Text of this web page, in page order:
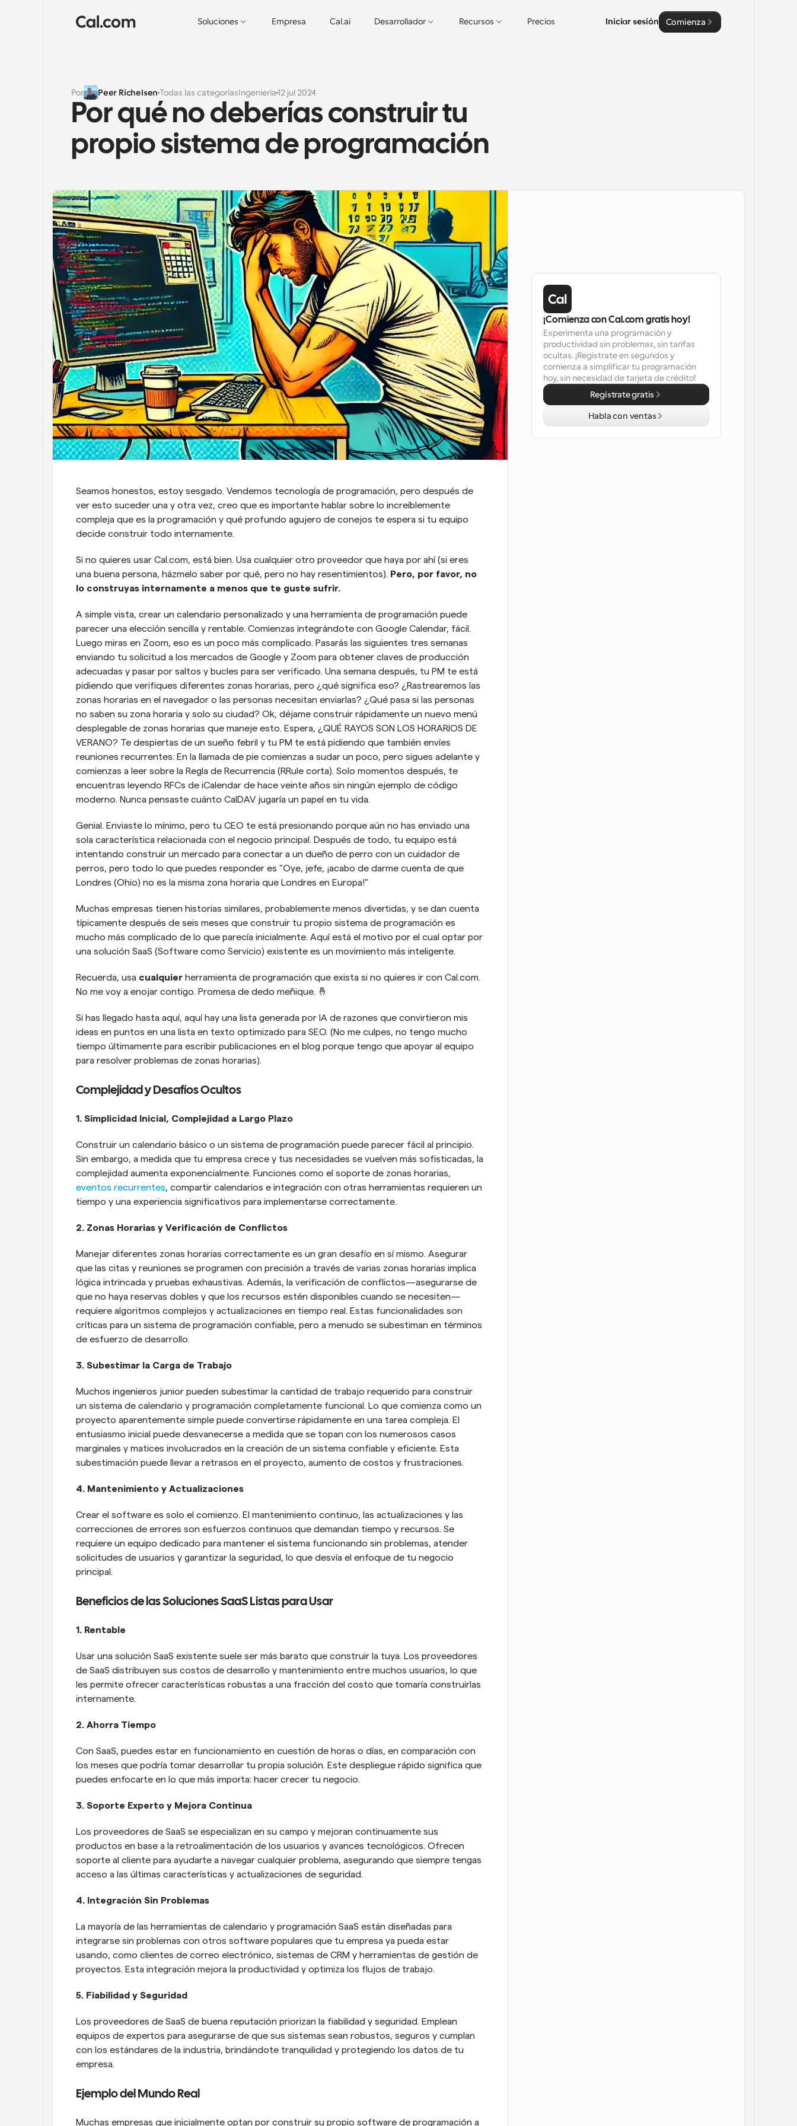
Soluciones Empresa Cal.ai Desarrollador Recursos Precios Iniciar sesión Comienza
Por Peer RichelsenTodas las categoríasIngeniería12 jul 2024
Por qué no deberías construir tu
propio sistema de programación
Seamos honestos, estoy sesgado. Vendemos tecnología de programación, pero después de
ver esto suceder una y otra vez, creo que es importante hablar sobre lo increíblemente
compleja que es la programación y qué profundo agujero de conejos te espera si tu equipo
decide construir todo internamente.
Si no quieres usar Cal.com, está bien. Usa cualquier otro proveedor que haya por ahí (si eres
una buena persona, házmelo saber por qué, pero no hay resentimientos). Pero, por favor, no
lo construyas internamente a menos que te guste sufrir.
A simple vista, crear un calendario personalizado y una herramienta de programación puede
parecer una elección sencilla y rentable. Comienzas integrándote con Google Calendar, fácil.
Luego miras en Zoom, eso es un poco más complicado. Pasarás las siguientes tres semanas
enviando tu solicitud a los mercados de Google y Zoom para obtener claves de producción
adecuadas y pasar por saltos y bucles para ser verificado. Una semana después, tu PM te está
pidiendo que verifiques diferentes zonas horarias, pero ¿qué significa eso? ¿Rastrearemos las
zonas horarias en el navegador o las personas necesitan enviarlas? ¿Qué pasa si las personas
no saben su zona horaria y solo su ciudad? Ok, déjame construir rápidamente un nuevo menú
desplegable de zonas horarias que maneje esto. Espera, ¿QUÉ RAYOS SON LOS HORARIOS DE
VERANO? Te despiertas de un sueño febril y tu PM te está pidiendo que también envíes
reuniones recurrentes. En la llamada de pie comienzas a sudar un poco, pero sigues adelante y
comienzas a leer sobre la Regla de Recurrencia (RRule corta). Solo momentos después, te
encuentras leyendo RFCs de iCalendar de hace veinte años sin ningún ejemplo de código
moderno. Nunca pensaste cuánto CalDAV jugaría un papel en tu vida.
Genial. Enviaste lo mínimo, pero tu CEO te está presionando porque aún no has enviado una
sola característica relacionada con el negocio principal. Después de todo, tu equipo está
intentando construir un mercado para conectar a un dueño de perro con un cuidador de
perros, pero todo lo que puedes responder es "Oye, jefe, ¡acabo de darme cuenta de que
Londres (Ohio) no es la misma zona horaria que Londres en Europa!"
Muchas empresas tienen historias similares, probablemente menos divertidas, y se dan cuenta
típicamente después de seis meses que construir tu propio sistema de programación es
mucho más complicado de lo que parecía inicialmente. Aquí está el motivo por el cual optar por
una solución SaaS (Software como Servicio) existente es un movimiento más inteligente.
Recuerda, usa cualquier herramienta de programación que exista si no quieres ir con Cal.com.
No me voy a enojar contigo. Promesa de dedo meñique. 🤞
Si has llegado hasta aquí, aquí hay una lista generada por IA de razones que convirtieron mis
ideas en puntos en una lista en texto optimizado para SEO. (No me culpes, no tengo mucho
tiempo últimamente para escribir publicaciones en el blog porque tengo que apoyar al equipo
para resolver problemas de zonas horarias).
Complejidad y Desafíos Ocultos
1. Simplicidad Inicial, Complejidad a Largo Plazo
Construir un calendario básico o un sistema de programación puede parecer fácil al principio.
Sin embargo, a medida que tu empresa crece y tus necesidades se vuelven más sofisticadas, la
eventos recurrentes, compartir calendarios e integración con otras herramientas requieren un
tiempo y una experiencia significativos para implementarse correctamente.
2. Zonas Horarias y Verificación de Conflictos
Manejar diferentes zonas horarias correctamente es un gran desafío en sí mismo. Asegurar
que las citas y reuniones se programen con precisión a través de varias zonas horarias implica
lógica intrincada y pruebas exhaustivas. Además, la verificación de conflictos—asegurarse de
que no haya reservas dobles y que los recursos estén disponibles cuando se necesiten—
requiere algoritmos complejos y actualizaciones en tiempo real. Estas funcionalidades son
críticas para un sistema de programación confiable, pero a menudo se subestiman en términos
de esfuerzo de desarrollo.
3. Subestimar la Carga de Trabajo
Muchos ingenieros junior pueden subestimar la cantidad de trabajo requerido para construir
un sistema de calendario y programación completamente funcional. Lo que comienza como un
proyecto aparentemente simple puede convertirse rápidamente en una tarea compleja. El
entusiasmo inicial puede desvanecerse a medida que se topan con los numerosos casos
marginales y matices involucrados en la creación de un sistema confiable y eficiente. Esta
subestimación puede llevar a retrasos en el proyecto, aumento de costos y frustraciones.
4. Mantenimiento y Actualizaciones
Crear el software es solo el comienzo. El mantenimiento continuo, las actualizaciones y las
correcciones de errores son esfuerzos continuos que demandan tiempo y recursos. Se
requiere un equipo dedicado para mantener el sistema funcionando sin problemas, atender
solicitudes de usuarios y garantizar la seguridad, lo que desvía el enfoque de tu negocio
principal.
Beneficios de las Soluciones SaaS Listas para Usar
1. Rentable
Usar una solución SaaS existente suele ser más barato que construir la tuya. Los proveedores
de SaaS distribuyen sus costos de desarrollo y mantenimiento entre muchos usuarios, lo que
les permite ofrecer características robustas a una fracción del costo que tomaría construirlas
internamente.
2. Ahorra Tiempo
Con SaaS, puedes estar en funcionamiento en cuestión de horas o días, en comparación con
los meses que podría tomar desarrollar tu propia solución. Este despliegue rápido significa que
puedes enfocarte en lo que más importa: hacer crecer tu negocio.
3. Soporte Experto y Mejora Continua
Los proveedores de SaaS se especializan en su campo y mejoran continuamente sus
productos en base a la retroalimentación de los usuarios y avances tecnológicos. Ofrecen
soporte al cliente para ayudarte a navegar cualquier problema, asegurando que siempre tengas
acceso a las últimas características y actualizaciones de seguridad.
4. Integración Sin Problemas
La mayoría de las herramientas de calendario y programación SaaS están diseñadas para
integrarse sin problemas con otros software populares que tu empresa ya pueda estar
usando, como clientes de correo electrónico, sistemas de CRM y herramientas de gestión de
proyectos. Esta integración mejora la productividad y optimiza los flujos de trabajo.
5. Fiabilidad y Seguridad
Los proveedores de SaaS de buena reputación priorizan la fiabilidad y seguridad. Emplean
equipos de expertos para asegurarse de que sus sistemas sean robustos, seguros y cumplan
con los estándares de la industria, brindándote tranquilidad y protegiendo los datos de tu
empresa.
Ejemplo del Mundo Real
Muchas empresas que inicialmente optan por construir su propio software de programación a
¡Comienza con Cal.com gratis hoy!
Experimenta una programación y
productividad sin problemas, sin tarifas
ocultas. ¡Regístrate en segundos y
comienza a simplificar tu programación
hoy, sin necesidad de tarjeta de crédito!
Regístrate gratis
Habla con ventas